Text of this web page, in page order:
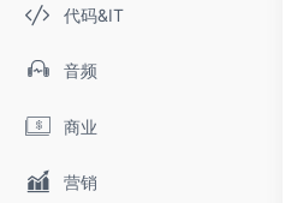
代码&IT
音频
商业
营销